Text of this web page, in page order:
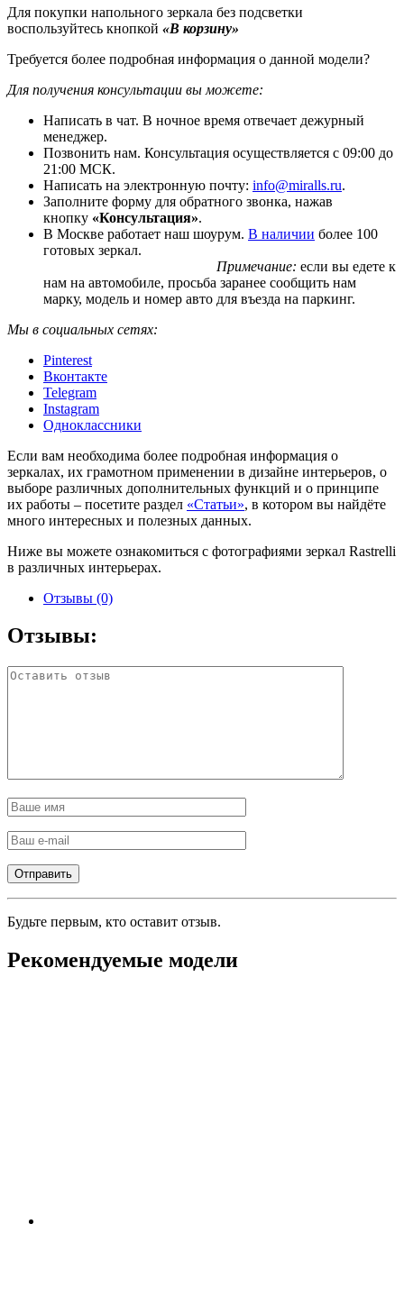
Для покупки напольного зеркала без подсветки
воспользуйтесь кнопкой «В корзину»
Требуется более подробная информация о данной модели?
Для получения консультации вы можете:
Написать в чат. В ночное время отвечает дежурный
менеджер.
Позвонить нам. Консультация осуществляется с 09:00 до
21:00 МСК.
Написать на электронную почту: info@miralls.ru.
Заполните форму для обратного звонка, нажав
кнопку «Консультация».
В Москве работает наш шоурум. В наличии более 100
готовых зеркал.
Примечание: если вы едете к
нам на автомобиле, просьба заранее сообщить нам
марку, модель и номер авто для въезда на паркинг.
Мы в социальных сетях:
Pinterest
Вконтакте
Telegram
Instagram
Одноклассники
Если вам необходима более подробная информация о
зеркалах, их грамотном применении в дизайне интерьеров, о
выборе различных дополнительных функций и о принципе
их работы – посетите раздел «Статьи», в котором вы найдёте
много интересных и полезных данных.
Ниже вы можете ознакомиться с фотографиями зеркал Rastrelli
в различных интерьерах.
Отзывы (0)
Отзывы:
Будьте первым, кто оставит отзыв.
Рекомендуемые модели